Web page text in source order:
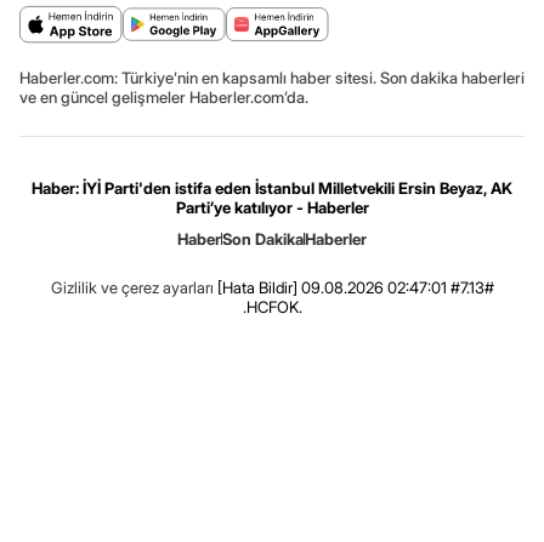
Haberler.com: Türkiye’nin en kapsamlı haber sitesi. Son dakika haberleri
ve en güncel gelişmeler Haberler.com’da.
Haber: İYİ Parti'den istifa eden İstanbul Milletvekili Ersin Beyaz, AK
Parti’ye katılıyor - Haberler
HaberSon DakikaHaberler
Gizlilik ve çerez ayarları [Hata Bildir] 09.08.2026 02:47:01 #7.13#
.HCFOK.